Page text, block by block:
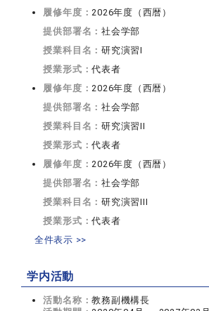
履修年度：2026年度（西暦）
提供部署名：社会学部
授業科目名：研究演習I
授業形式：代表者
履修年度：2026年度（西暦）
提供部署名：社会学部
授業科目名：研究演習II
授業形式：代表者
履修年度：2026年度（西暦）
提供部署名：社会学部
授業科目名：研究演習III
授業形式：代表者
全件表示 >>
学内活動
活動名称：教務副機構長